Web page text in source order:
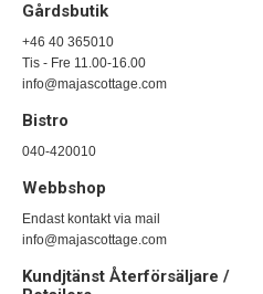
Gårdsbutik
+46 40 365010
Tis - Fre 11.00-16.00
info@majascottage.com
Bistro
040-420010
Webbshop
Endast kontakt via mail
info@majascottage.com
Kundjtänst Återförsäljare /